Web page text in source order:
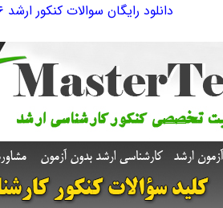
دانلود رایگان سوالات کنکور ارشد ۸۶ مهندسی‌ نفت